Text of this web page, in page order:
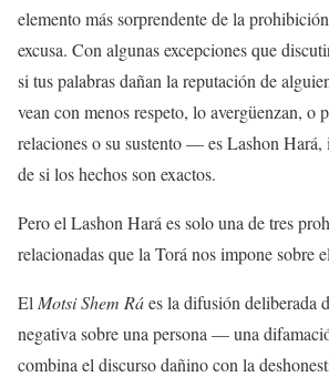
elemento más sorprendente de la
excusa. Con algunas excepciones que
si tus palabras dañan la reputación de
vean con menos respeto, lo avergüenzan, o
relaciones o su sustento — es Lashon Hará,
de si los hechos son exactos.
Pero el Lashon Hará es solo una de tres
relacionadas que la Torá nos impone sobre
El Motsi Shem Ráes la difusión deliberada
negativa sobre una persona — una
combina el discurso dañino con la